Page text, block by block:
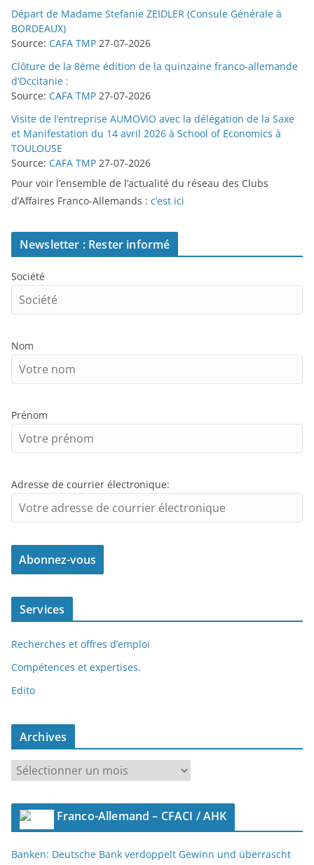
t
Départ de Madame Stefanie ZEIDLER (Consule Générale à
BORDEAUX)
Source: CAFA TMP 27-07-2026
Clôture de la 8ème édition de la quinzaine franco-allemande
d’Occitanie :
Source: CAFA TMP 27-07-2026
Visite de l’entreprise AUMOVIO avec la délégation de la Saxe
et Manifestation du 14 avril 2026 à School of Economics à
TOULOUSE
Source: CAFA TMP 27-07-2026
Pour voir l’ensemble de l’actualité du réseau des Clubs
d’Affaires Franco-Allemands : c’est ici
Newsletter : Rester informé
Société
Nom
Prénom
Adresse de courrier électronique:
Services
Recherches et offres d’emploi
Compétences et expertises.
Edito
Archives
r
c
v
Franco-Allemand – CFACI / AHK
Banken: Deutsche Bank verdoppelt Gewinn und überrascht